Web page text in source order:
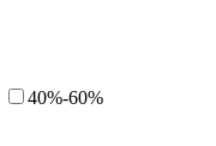
40%-60%